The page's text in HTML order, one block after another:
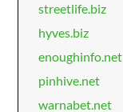
streetlife.biz
hyves.biz
enoughinfo.net
pinhive.net
warnabet.net